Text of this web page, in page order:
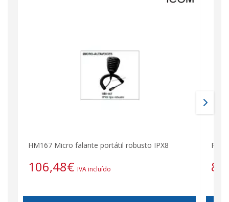
HM167 Micro falante portátil robusto IPX8
106,48€ IVA incluído